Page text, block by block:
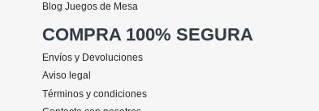
Blog Juegos de Mesa
COMPRA 100% SEGURA
Envíos y Devoluciones
Aviso legal
Términos y condiciones